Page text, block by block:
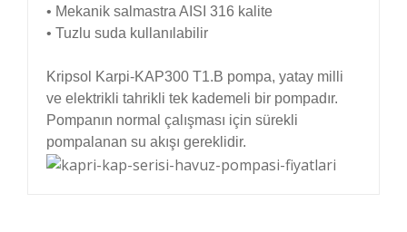
• Mekanik salmastra AISI 316 kalite
• Tuzlu suda kullanılabilir
Kripsol Karpi-KAP300 T1.B pompa, yatay milli
ve elektrikli tahrikli tek kademeli bir pompadır.
Pompanın normal çalışması için sürekli
pompalanan su akışı gereklidir.